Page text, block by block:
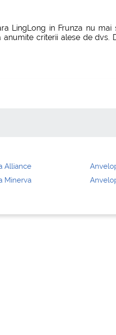
LingLong in Frunza nu
criterii alese de
Alliance
Minerva